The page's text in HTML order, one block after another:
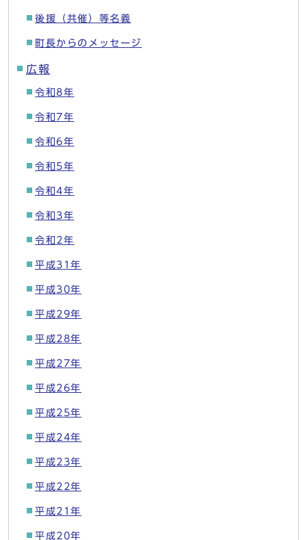
後援（共催）等名義
町長からのメッセージ
広報
令和8年
令和7年
令和6年
令和5年
令和4年
令和3年
令和2年
平成31年
平成30年
平成29年
平成28年
平成27年
平成26年
平成25年
平成24年
平成23年
平成22年
平成21年
平成20年